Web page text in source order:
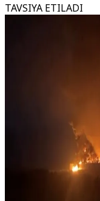
TAVSIYA ETILADI